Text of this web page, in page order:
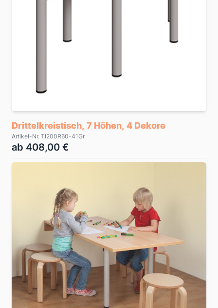
Drittelkreistisch, 7 Höhen, 4 Dekore
Artikel-Nr. TI200R60-41Gr
ab 408,00 €